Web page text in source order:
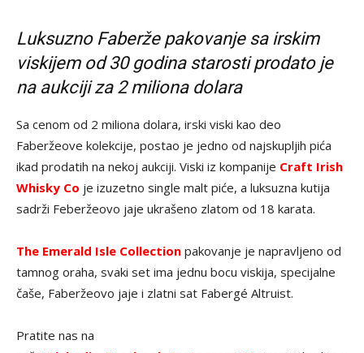
Luksuzno Faberže pakovanje sa irskim
viskijem od 30 godina starosti prodato je
na aukcijiza 2 miliona dolara
Sa cenom od 2 miliona dolara, irski viski kao deo
Faberžeove kolekcije, postao je jedno od najskupljih pića
ikad prodatih na nekoj aukciji. Viski iz kompanije Craft Irish
Whisky Co je izuzetno single malt piće, a luksuzna kutija
sadrži Feberžeovo jaje ukrašeno zlatom od 18 karata.
The Emerald Isle Collection pakovanje je napravljeno od
tamnog oraha, svaki set ima jednu bocu viskija, specijalne
čaše, Faberžeovo jaje i zlatni sat Fabergé Altruist.
Pratite nas na